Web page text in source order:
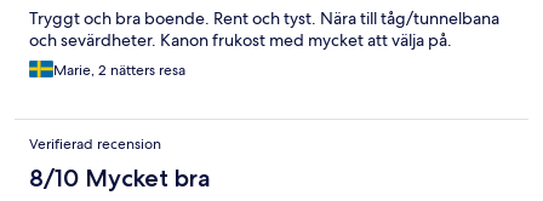
Tryggt och bra boende. Rent och tyst. Nära till tåg/tunnelbana
och sevärdheter. Kanon frukost med mycket att välja på.
Marie, 2 nätters resa
Verifierad recension
8/10 Mycket bra